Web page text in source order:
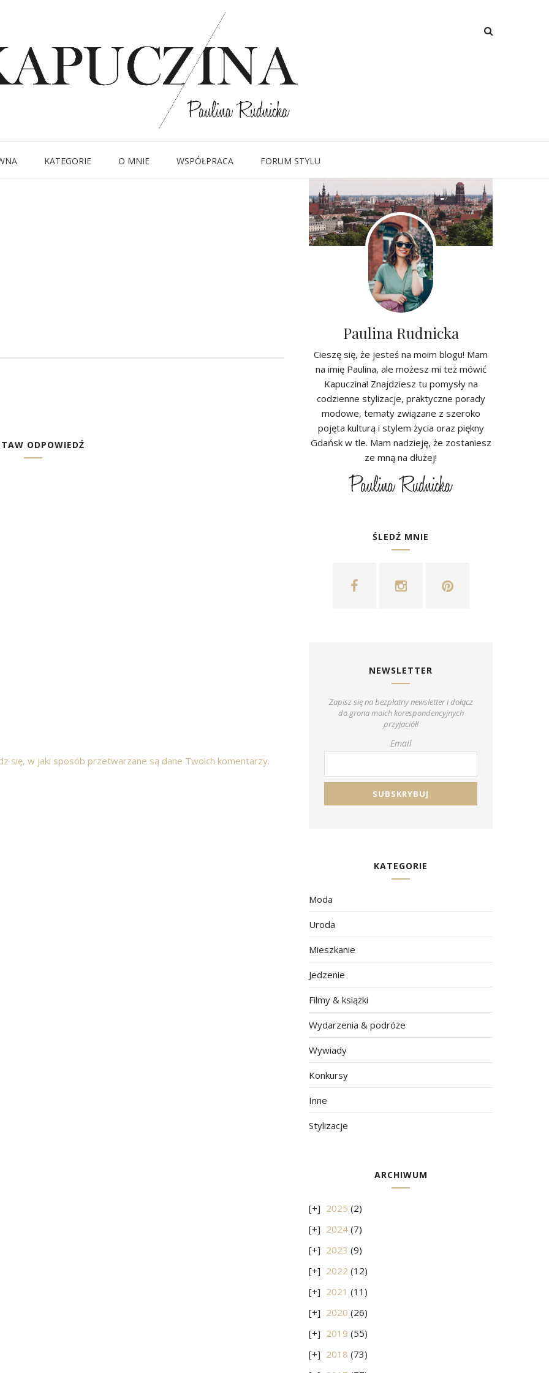
KATEGORIE O MNIE WSPÓŁPRACA FORUM STYLU
IMG_8874
Written byKapuczina in
ODPOWIEDŹ
się, w jaki sposób przetwarzane są dane Twoich komentarzy.
Paulina Rudnicka
Cieszę się, że jesteś na moim blogu! Mam
na imię Paulina, ale możesz mi też mówić
Kapuczina! Znajdziesz tu pomysły na
codzienne stylizacje, praktyczne porady
modowe, tematy związane z szeroko
pojęta kulturą i stylem życia oraz piękny
Gdańsk w tle. Mam nadzieję, że zostaniesz
ze mną na dłużej!
ŚLEDŹ MNIE
NEWSLETTER
Zapisz się na bezpłatny newsletter i dołącz
do grona moich korespondencyjnych
przyjaciół!
Email
KATEGORIE
Moda
Uroda
Mieszkanie
Jedzenie
Filmy & książki
Wydarzenia & podróże
Wywiady
Konkursy
Inne
Stylizacje
ARCHIWUM
2025 (2)
2024 (7)
2023 (9)
2022 (12)
2021 (11)
2020 (26)
2019 (55)
2018 (73)